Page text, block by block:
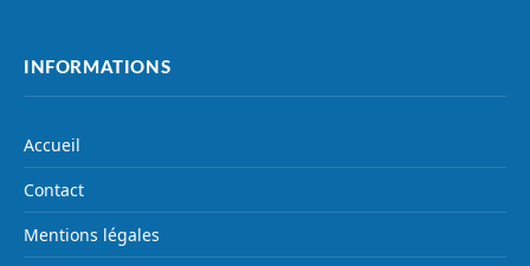
INFORMATIONS
Accueil
Contact
Mentions légales